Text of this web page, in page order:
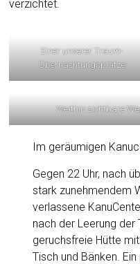
verzichtet.
Einer unserer Traum-
Übernachtungsplätze
Weithin sichtbare
Im geräumigen
Gegen 22 Uhr, nach
stark zunehmendem
verlassene
nach der Leerung der
geruchsfreie Hütte
Tisch und Bänken.